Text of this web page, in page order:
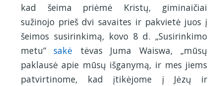
kad šeima priėmė Kristų, giminaičiai
sužinojo prieš dvi savaites ir pakvietė juos į
šeimos susirinkimą, kovo 8 d. „Susirinkimo
metu“ sakė tėvas Juma Waiswa, „mūsų
paklausė apie mūsų išganymą, ir mes jiems
patvirtinome, kad įtikėjome į Jėzų ir